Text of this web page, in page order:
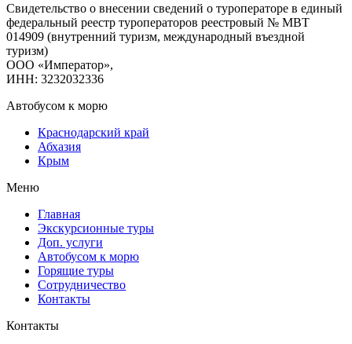
Свидетельство о внесении сведений о туроператоре в единый
федеральный реестр туроператоров реестровый № МВТ
014909 (внутренний туризм, международный въездной
туризм)
ООО «Император»,
ИНН: 3232032336
Автобусом к морю
Краснодарский край
Абхазия
Крым
Меню
Главная
Экскурсионные туры
Доп. услуги
Автобусом к морю
Горящие туры
Сотрудничество
Контакты
Контакты